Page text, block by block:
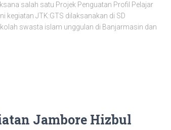
salah satu Projek Penguatan Profil Pelajar
kegiatan JTK:GTS dilaksanakan di SD
swasta islam unggulan di Banjarmasin dan
Jambore Hizbul